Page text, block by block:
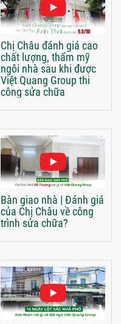
Chị Châu đánh giá cao
chất lượng, thẩm mỹ
ngôi nhà sau khi được
Việt Quang Group thi
công sửa chữa
Bàn giao nhà | Đánh giá
của Chị Châu về công
trình sửa chữa?